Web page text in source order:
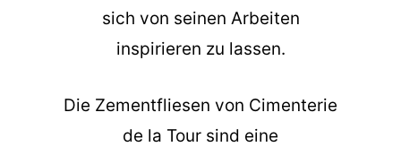
sich von seinen Arbeiten
inspirieren zu lassen.
Die Zementfliesen von Cimenterie
de la Tour sind eine